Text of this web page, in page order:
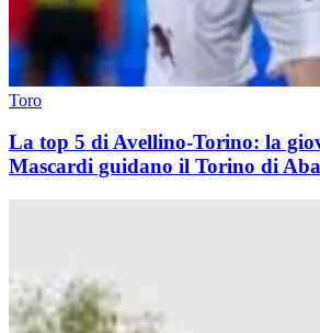
Toro
La top 5 di Avellino-Torino: la
Mascardi guidano il Torino di